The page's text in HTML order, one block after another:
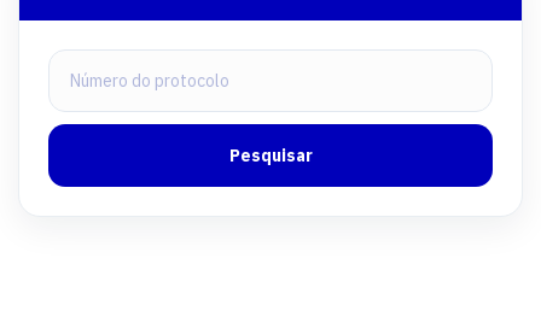
Número do protocolo
Pesquisar